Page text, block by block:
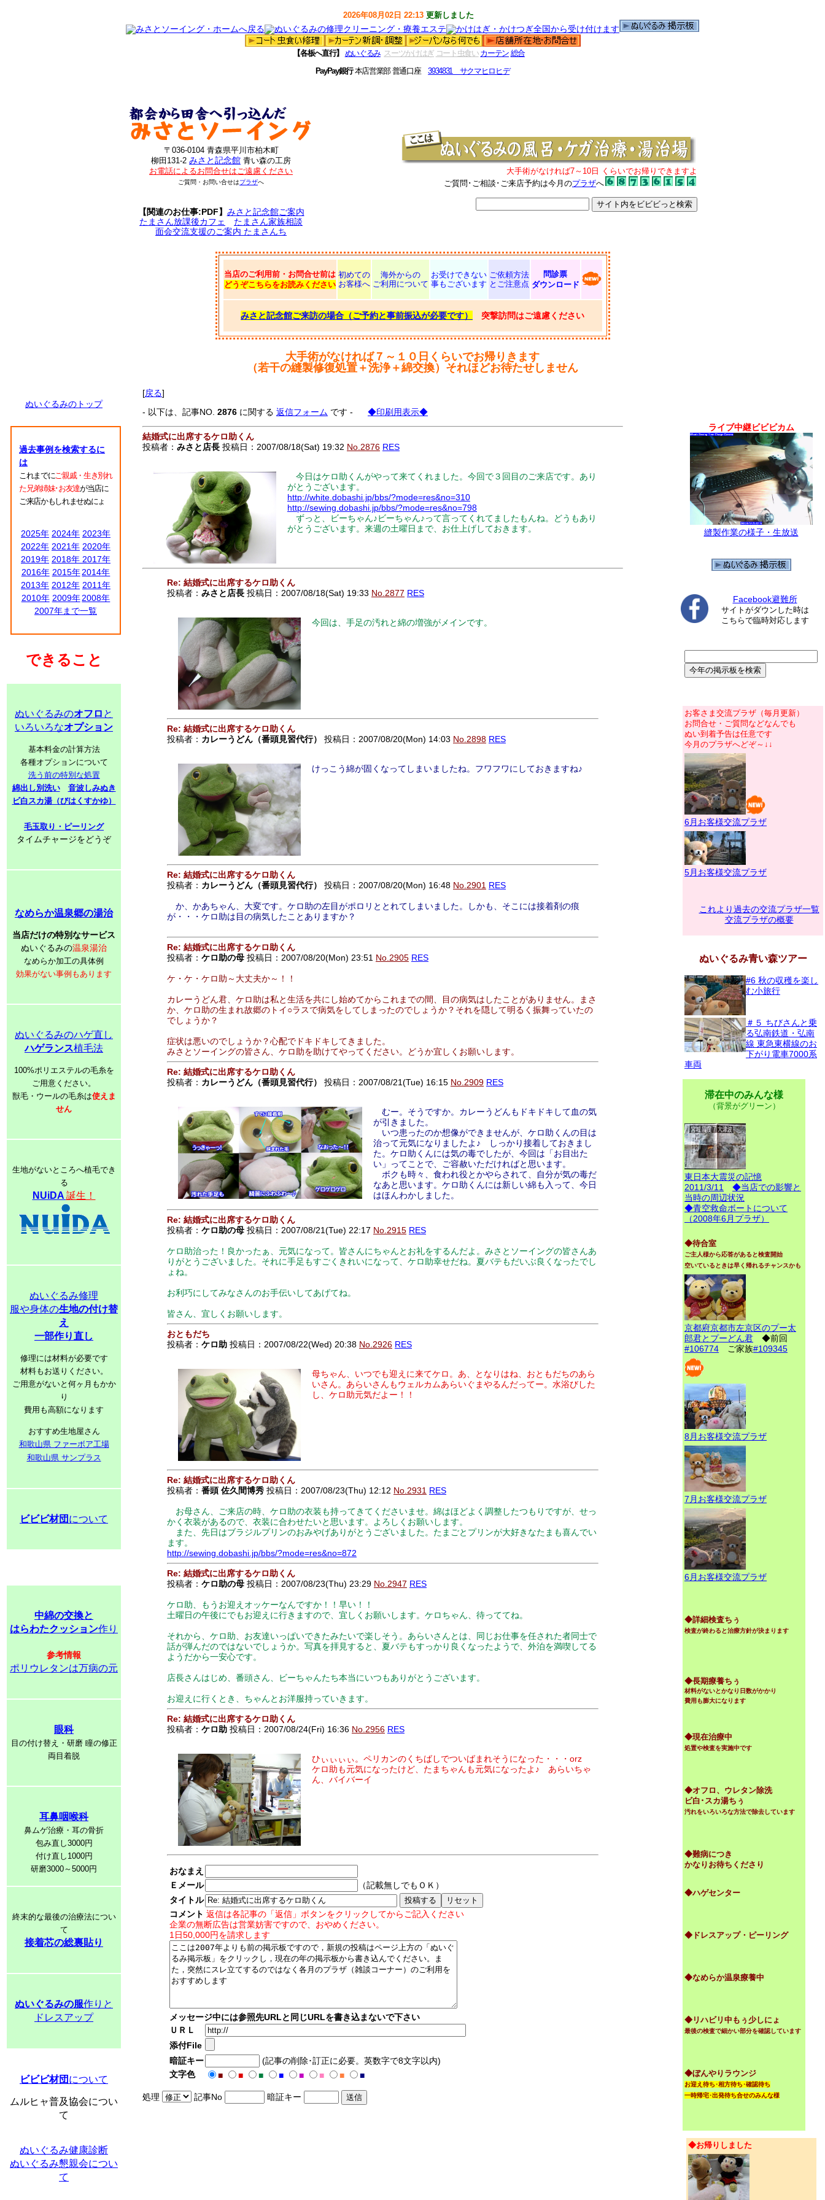
2026年08月02日 22:13 更新しました
【各板へ直行】 ぬいぐるみ スーツかけはぎ コート虫食い カーテン 総合
PayPay銀行本店営業部 普通口座3934831 サクマヒロヒデ
〒036-0104 青森県平川市柏木町
柳田131-2 みさと記念館 青い森の工房
お電話によるお問合せはご遠慮ください
ご質問・お問い合せはプラザへ
【関連のお仕事:PDF】 みさと記念館ご案内
たまさん放課後カフェ
たまさん家族相談
面会交流支援のご案内 たまさんち
大手術がなければ7～10日 くらいでお帰りできますよ
ご質問･ご相談･ご来店予約は今月のプラザへ
当店のご利用前・お問合せ前は
どうぞこちらをお読みください
初めての
お客様へ
海外からの
ご利用について
お受けできない
事もございます
ご依頼方法
とご注意点
問診票
ダウンロード
みさと記念館ご来訪の場合（ご予約と事前振込が必要です） 突撃訪問はご遠慮ください
大手術がなければ７～１０日くらいでお帰りきます
（若干の縫製修復処置＋洗浄＋綿交換）それほどお待たせしません
ぬいぐるみのトップ
過去事例を検索するに
は
これまでにご親戚・生き別れ
た兄弟姉妹･お友達が当店に
ご来店かもしれませぬにょ
2025年 2024年 2023年
2022年 2021年 2020年
2019年 2018年 2017年
2016年 2015年 2014年
2013年 2012年 2011年
2010年 2009年 2008年
2007年まで一覧
できること
ぬいぐるみのオフロ と
いろいろなオプション
基本料金の計算方法
各種オプションについて
洗う前の特別な処置
綿出し別洗い
音波しみぬき
ビ白スカ湯（びはくすかゆ）
毛玉取り・ピーリング
タイムチャージをどうぞ
なめらか温泉郷の湯治
当店だけの特別なサービス
ぬいぐるみの温泉湯治
なめらか加工の具体例
効果がない事例もあります
ぬいぐるみのハゲ直し
ハゲランス植毛法
100%ポリエステルの毛糸を
ご用意ください。
獣毛・ウールの毛糸は使えま
せん
生地がないところへ植毛でき
る
NUiDA 誕生！
ぬいぐるみ修理
服や身体の生地の付け替
え
一部作り直し
修理には材料が必要です
材料もお送りください。
ご用意がないと何ヶ月もかか
り
費用も高額になります
おすすめ生地屋さん
和歌山県 ファーボア工場
和歌山県 サンプラス
ビビビ材団 について
中綿の交換と
はらわたクッション作り
参考情報
ポリウレタンは万病の元
眼科
目の付け替え・研磨 瞳の修正
両目着脱
耳鼻咽喉科
鼻ムゲ治療・耳の骨折
包み直し3000円
付け直し1000円
研磨3000～5000円
終末的な最後の治療法につい
て
接着芯の総裏貼り
ぬいぐるみの服作りと
ドレスアップ
ビビビ材団 について
ムルヒャ普及協会につい
て
ぬいぐるみ健康診断
ぬいぐるみ懇親会につい
て
[戻る]
- 以下は、記事NO. 2876 に関する 返信フォーム です - ◆印刷用表示◆
結婚式に出席するケロ助くん
投稿者： みさと店長 投稿日：2007/08/18(Sat) 19:32 No.2876 RES
今日はケロ助くんがやって来てくれました。今回で３回目のご来店です。あり
がとうございます。
http://white.dobashi.jp/bbs/?mode=res&no=310
http://sewing.dobashi.jp/bbs/?mode=res&no=798
ずっと、ビーちゃん♪ビーちゃん♪って言ってくれてましたもんね。どうもあり
がとうございます。来週の土曜日まで、お仕上げしておきます。
Re: 結婚式に出席するケロ助くん
投稿者： みさと店長 投稿日：2007/08/18(Sat) 19:33 No.2877 RES
今回は、手足の汚れと綿の増強がメインです。
Re: 結婚式に出席するケロ助くん
投稿者： カレーうどん（番頭見習代行） 投稿日：2007/08/20(Mon) 14:03 No.2898 RES
けっこう綿が固くなってしまいましたね。フワフワにしておきますね♪
Re: 結婚式に出席するケロ助くん
投稿者： カレーうどん（番頭見習代行） 投稿日：2007/08/20(Mon) 16:48 No.2901 RES
か、かあちゃん、大変です。ケロ助の左目がポロリととれてしまいました。しかも、そこには接着剤の痕
が・・・ケロ助は目の病気したことありますか？
Re: 結婚式に出席するケロ助くん
投稿者： ケロ助の母 投稿日：2007/08/20(Mon) 23:51 No.2905 RES
ケ・ケ・ケロ助～大丈夫か～！！
カレーうどん君、ケロ助は私と生活を共にし始めてからこれまでの間、目の病気はしたことがありません。まさ
か、ケロ助の生まれ故郷のトイ○ラスで病気をしてしまったのでしょうか？それを隠して明るく振舞っていたの
でしょうか？
症状は悪いのでしょうか？心配でドキドキしてきました。
みさとソーイングの皆さん、ケロ助を助けてやってください。どうか宜しくお願いします。
Re: 結婚式に出席するケロ助くん
投稿者： カレーうどん（番頭見習代行） 投稿日：2007/08/21(Tue) 16:15 No.2909 RES
むー。そうですか。カレーうどんもドキドキして血の気
が引きました。
いつ患ったのか想像ができませんが、ケロ助くんの目は
治って元気になりましたよ♪ しっかり接着しておきまし
た。ケロ助くんには気の毒でしたが、今回は「お目出た
い」ってことで、ご容赦いただければと思います。
ボクも時々、食われ役とかやらされて、自分が気の毒だ
なあと思います。ケロ助くんには新しい綿も入って、今日
はほんわかしました。
Re: 結婚式に出席するケロ助くん
投稿者： ケロ助の母 投稿日：2007/08/21(Tue) 22:17 No.2915 RES
ケロ助治った！良かったぁ、元気になって。皆さんにちゃんとお礼をするんだよ。みさとソーイングの皆さんあ
りがとうございました。それに手足もすごくきれいになって、ケロ助幸せだね。夏バテもだいぶ良くなったでし
ょね。
お利巧にしてみなさんのお手伝いしてあげてね。
皆さん、宜しくお願いします。
おともだち
投稿者： ケロ助 投稿日：2007/08/22(Wed) 20:38 No.2926 RES
母ちゃん、いつでも迎えに来てケロ。あ、となりはね、おともだちのあら
いさん。あらいさんもウェルカムあらいぐまやるんだってー。水浴びした
し、ケロ助元気だよー！！
Re: 結婚式に出席するケロ助くん
投稿者： 番頭 佐久間博秀 投稿日：2007/08/23(Thu) 12:12 No.2931 RES
お母さん、ご来店の時、ケロ助の衣装も持ってきてくださいませ。綿はほどよく調整したつもりですが、せっ
かく衣装があるので、衣装に合わせたいと思います。よろしくお願いします。
また、先日はブラジルプリンのおみやげありがとうございました。たまごとプリンが大好きなたまも喜んでい
ます。
http://sewing.dobashi.jp/bbs/?mode=res&no=872
Re: 結婚式に出席するケロ助くん
投稿者： ケロ助の母 投稿日：2007/08/23(Thu) 23:29 No.2947 RES
ケロ助、もうお迎えオッケーなんですか！！早い！！
土曜日の午後にでもお迎えに行きますので、宜しくお願いします。ケロちゃん、待っててね。
それから、ケロ助、お友達いっぱいできたみたいで楽しそう。あらいさんとは、同じお仕事を任された者同士で
話が弾んだのではないでしょうか。写真を拝見すると、夏バテもすっかり良くなったようで、外泊を満喫してる
ようだから一安心です。
店長さんはじめ、番頭さん、ビーちゃんたち本当にいつもありがとうございます。
お迎えに行くとき、ちゃんとお洋服持っていきます。
Re: 結婚式に出席するケロ助くん
投稿者： ケロ助 投稿日：2007/08/24(Fri) 16:36 No.2956 RES
ひぃぃぃぃ。ペリカンのくちばしでついばまれそうになった・・・orz
ケロ助も元気になったけど、たまちゃんも元気になったよ♪ あらいちゃ
ん、バイバーイ
おなまえ
Ｅメール
（記載無しでもＯＫ）
タイトル
コメント 返信は各記事の「返信」ボタンをクリックしてからご記入ください
企業の無断広告は営業妨害ですので、おやめください。
1日50,000円を請求します
メッセージ中には参照先URLと同じURLを書き込まないで下さい
ＵＲＬ
添付File
暗証キー
(記事の削除･訂正に必要。英数字で8文字以内)
文字色
■ ■ ■ ■ ■ ■ ■ ■
処理 記事No 暗証キー
ライブ中継ビビビカム
縫製作業の様子・生放送
Facebook避難所
サイトがダウンした時は
こちらで臨時対応します
お客さま交流プラザ（毎月更新）
お問合せ・ご質問などなんでも
ぬい到着予告は任意です
今月のプラザへどぞ～↓↓
6月お客様交流プラザ
5月お客様交流プラザ
これより過去の交流プラザ一覧
交流プラザの概要
ぬいぐるみ青い森ツアー
#6 秋の収穫を楽し
む小旅行
＃５ ちびさんと乗
る弘南鉄道・弘南
線 東急東横線のお
下がり電車7000系
車両
滞在中のみんな様
（背景がグリーン）
東日本大震災の記憶
2011/3/11
◆当店での影響と
当時の周辺状況
◆青空救命ボートについて
（2008年6月プラザ）
◆待合室
ご主人様から応答があると検査開始
空いているときは早く帰れるチャンスかも
京都府京都市左京区のプー太
郎君とプーどん君 ◆前回
#106774 ご家族#109345
8月お客様交流プラザ
7月お客様交流プラザ
6月お客様交流プラザ
◆詳細検査ちぅ
検査が終わると治療方針が決まります
◆長期療養ちぅ
材料がないとかなり日数がかかり
費用も膨大になります
◆現在治療中
処置や検査を実施中です
◆オフロ、ウレタン除洗
ビ白･スカ湯ちぅ
汚れをいろいろな方法で除去しています
◆難病につき
かなりお待ちくださり
◆ハゲセンター
◆ドレスアップ・ピーリング
◆なめらか温泉療養中
◆リハビリ中もぅ少しにょ
最後の検査で細かい部分を確認しています
◆ぼんやりラウンジ
お迎え待ち･相方待ち･確認待ち
一時帰宅･出発待ち合せのみんな様
◆お帰りしました